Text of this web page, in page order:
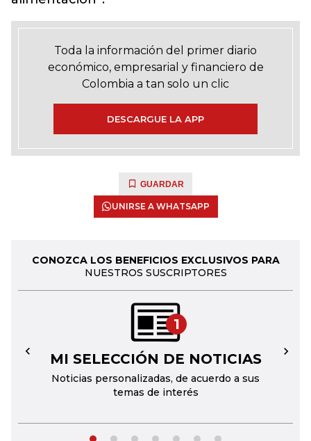
Toda la información del primer diario
económico, empresarial y financiero de
Colombia a tan solo un clic
DESCARGUE LA APP
GUARDAR
UNIRSE A WHATSAPP
CONOZCA LOS BENEFICIOS EXCLUSIVOS PARA
NUESTROS SUSCRIPTORES
1
MI SELECCIÓN DE NOTICIAS
Noticias personalizadas, de acuerdo a sus
temas de interés
← →